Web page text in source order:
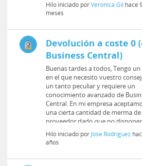
Hilo iniciado porVeronica Gil hace
meses
Devolución a coste 0
Business Central)
Buenas tardes a todos, Tengo un
en el que necesito vuestro
un tanto peculiar y requiere un
conocimiento avanzado de
Central. En mi empresa
una cierta cantidad de merma de
proveedor dado que no
de alte...
Hilo iniciado por Jose Rodriguez
años